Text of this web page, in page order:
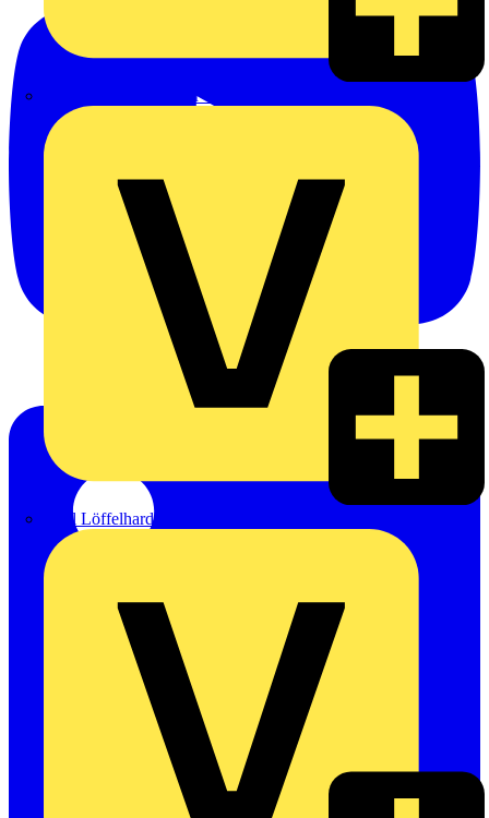
eldis electro distributor GmbH
Emil Löffelhardt GmbH & Co. KG